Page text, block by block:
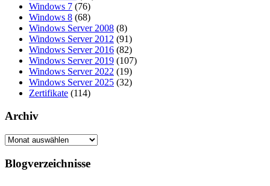
Windows 7 (76)
Windows 8 (68)
Windows Server 2008 (8)
Windows Server 2012 (91)
Windows Server 2016 (82)
Windows Server 2019 (107)
Windows Server 2022 (19)
Windows Server 2025 (32)
Zertifikate (114)
Archiv
Archiv
Blogverzeichnisse